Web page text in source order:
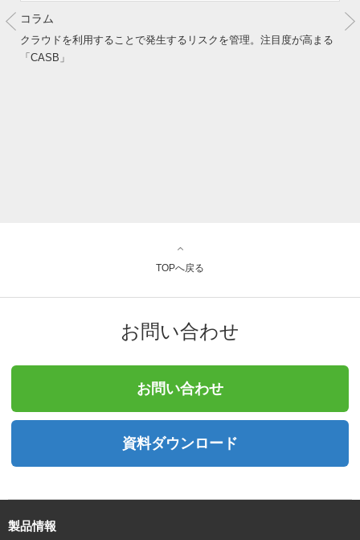
コラム
クラウドを利用することで発生するリスクを管理。注目度が高まる
「CASB」
TOPへ戻る
お問い合わせ
お問い合わせ
資料ダウンロード
製品情報